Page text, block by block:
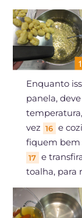
Enquanto
panela,
vez 16 e
fiquem bem
17 e
toalha, para